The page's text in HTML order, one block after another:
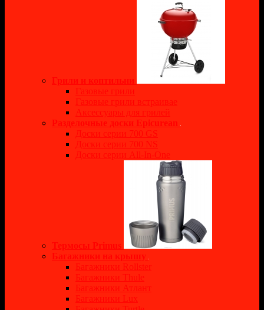
Грили и коптильни
Газовые грили
Газовые грили встраивае
Аксессуары для грилей
Разделочные доски Epicurean
Доски серии 700 GS
Доски серии 700 NS
Доски серии All-In-One
Термосы Primus
Багажники на крышу
Багажники Rollster
Багажники Thule
Багажники Атлант
Багажники Lux